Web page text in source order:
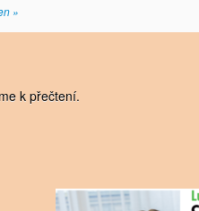
»
k přečtení.